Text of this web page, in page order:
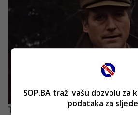
SOP.BA traži vašu dozvolu za
podataka za